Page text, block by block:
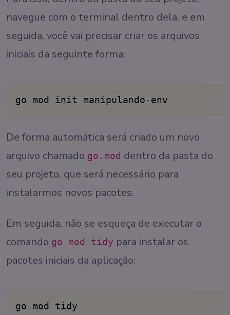
navegue com o terminal dentro dela, e em
seguida, você vai precisar criar os arquivos
iniciais da seguinte forma:
go mod init manipulando-env
De forma automática será criado um novo
arquivo chamado go.mod dentro da pasta do
seu projeto, que será necessário para
instalarmos novos pacotes.
Em seguida, não se esqueça de executar o
comando go mod tidy para instalar os
pacotes iniciais da aplicação:
go mod tidy